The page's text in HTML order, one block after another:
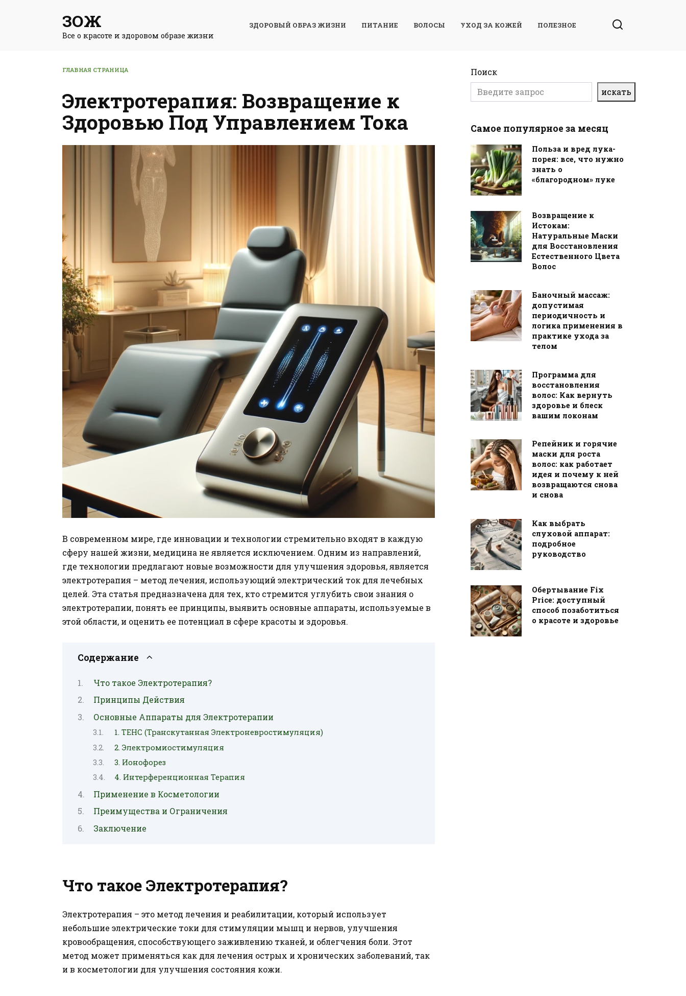
ЗОЖ
Все о красоте и здоровом образе жизни
ЗДОРОВЫЙ ОБРАЗ ЖИЗНИ ПИТАНИЕ ВОЛОСЫ УХОД ЗА КОЖЕЙ ПОЛЕЗНОЕ
ГЛАВНАЯ СТРАНИЦА
Электротерапия: Возвращение к
Здоровью Под Управлением Тока
В современном мире, где инновации и технологии стремительно входят в каждую
сферу нашей жизни, медицина не является исключением. Одним из направлений,
где технологии предлагают новые возможности для улучшения здоровья, является
электротерапия – метод лечения, использующий электрический ток для лечебных
целей. Эта статья предназначена для тех, кто стремится углубить свои знания о
электротерапии, понять ее принципы, выявить основные аппараты, используемые в
этой области, и оценить ее потенциал в сфере красоты и здоровья.
Содержание
Что такое Электротерапия?
Принципы Действия
Основные Аппараты для Электротерапии
1. ТЕНС (Транскутанная Электроневростимуляция)
2. Электромиостимуляция
3. Ионофорез
4. Интерференционная Терапия
Применение в Косметологии
Преимущества и Ограничения
Заключение
Что такое Электротерапия?
Электротерапия – это метод лечения и реабилитации, который использует
небольшие электрические токи для стимуляции мышц и нервов, улучшения
кровообращения, способствующего заживлению тканей, и облегчения боли. Этот
метод может применяться как для лечения острых и хронических заболеваний, так
и в косметологии для улучшения состояния кожи.
Поиск
искать
Самое популярное за месяц
Польза и вред лука-
порея: все, что нужно
знать о
«благородном» луке
Возвращение к
Истокам:
Натуральные Маски
для Восстановления
Естественного Цвета
Волос
Баночный массаж:
допустимая
периодичность и
логика применения в
практике ухода за
телом
Программа для
восстановления
волос: Как вернуть
здоровье и блеск
вашим локонам
Репейник и горячие
маски для роста
волос: как работает
идея и почему к ней
возвращаются снова
и снова
Как выбрать
слуховой аппарат:
подробное
руководство
Обертывание Fix
Price: доступный
способ позаботиться
о красоте и здоровье